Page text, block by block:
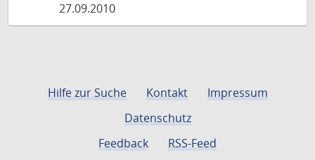
27.09.2010
Hilfe zur Suche Kontakt
Impressum
Datenschutz
Feedback
RSS-Feed